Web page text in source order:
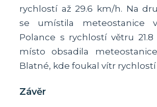
rychlostí až 29.6 km/h. Na
se umístila meteostanice
Polance s rychlostí větru
místo obsadila
Blatné, kde foukal vítr rychlostí
Závěr